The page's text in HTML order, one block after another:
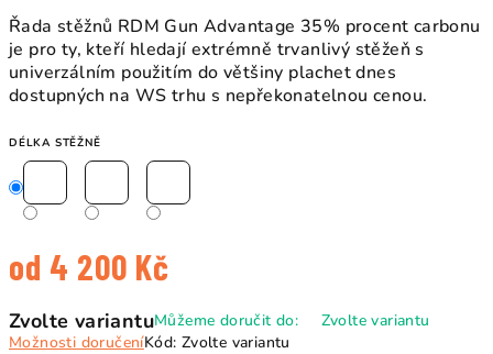
Řada stěžnů RDM Gun Advantage 35% procent carbonu
je pro ty, kteří hledají extrémně trvanlivý stěžeň s
univerzálním použitím do většiny plachet dnes
dostupných na WS trhu s nepřekonatelnou cenou.
DÉLKA STĚŽNĚ
od 4 200 Kč
cena:
Zvolte variantuMůžeme doručit do:
Zvolte variantu
Možnosti doručeníKód: Zvolte variantu